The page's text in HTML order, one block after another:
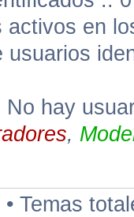
activos en
usuarios
hay
,
• Temas